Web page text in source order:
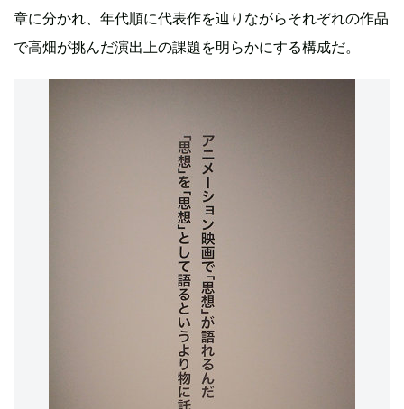
章に分かれ、年代順に代表作を辿りながらそれぞれの作品
で高畑が挑んだ演出上の課題を明らかにする構成だ。